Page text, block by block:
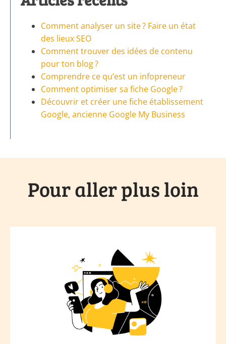
Comment analyser un site ? Faire un état
des lieux SEO
Comment trouver des idées de contenu
pour ton blog ?
Comprendre ce qu’est un infopreneur
Comment optimiser sa fiche Google ?
Découvrir et créer une fiche établissement
Google, ancienne Google My Business
Pour aller plus loin